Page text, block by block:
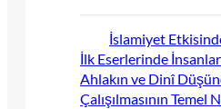
İslamiyet
İlk Eserlerinde
Ahlakın ve Dinî
Çalışılmasının Temel